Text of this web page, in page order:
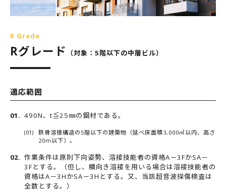
R Grade
Rグレード （対象：5階以下の中層ビル）
適応範囲
490N、t≦25㎜の鋼材である。
鉄骨溶接構造の5階以下の建築物（延べ床面積3,000㎡以内、高さ
20m以下）。
作業条件は原則下向姿勢、溶接技能者の資格A－3FかSA－
3Fとする。（但し、横向き溶接を用いる場合は溶接技能者の
資格はA－3HかSA－3Hとする。又、当該超音波探傷検査は
全数とする。）